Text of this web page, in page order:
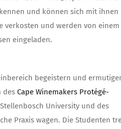
und können sich mit ihnen
verkosten und werden von einem
eingeladen.
begeistern und
des Cape Winemakers Protégé-
University und des
Praxis wagen. Die Studenten